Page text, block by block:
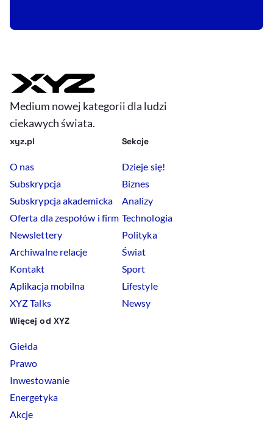
Medium nowej kategorii dla ludzi
ciekawych świata.
xyz.pl
O nas
Subskrypcja
Subskrypcja akademicka
Oferta dla zespołów i firm
Newslettery
Archiwalne relacje
Kontakt
Aplikacja mobilna
XYZ Talks
Sekcje
Dzieje się!
Biznes
Analizy
Technologia
Polityka
Świat
Sport
Lifestyle
Newsy
Więcej od XYZ
Giełda
Prawo
Inwestowanie
Energetyka
Akcje